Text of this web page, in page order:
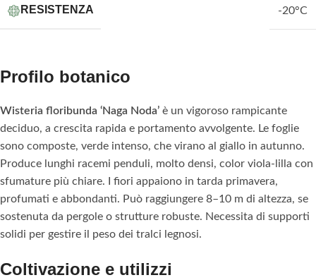
RESISTENZA -20°C
Profilo botanico
Wisteria floribunda ‘Naga Noda’ è un vigoroso rampicante
deciduo, a crescita rapida e portamento avvolgente. Le foglie
sono composte, verde intenso, che virano al giallo in autunno.
Produce lunghi racemi penduli, molto densi, color viola-lilla con
sfumature più chiare. I fiori appaiono in tarda primavera,
profumati e abbondanti. Può raggiungere 8–10 m di altezza, se
sostenuta da pergole o strutture robuste. Necessita di supporti
solidi per gestire il peso dei tralci legnosi.
Coltivazione e utilizzi